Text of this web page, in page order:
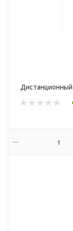
Дистанционный